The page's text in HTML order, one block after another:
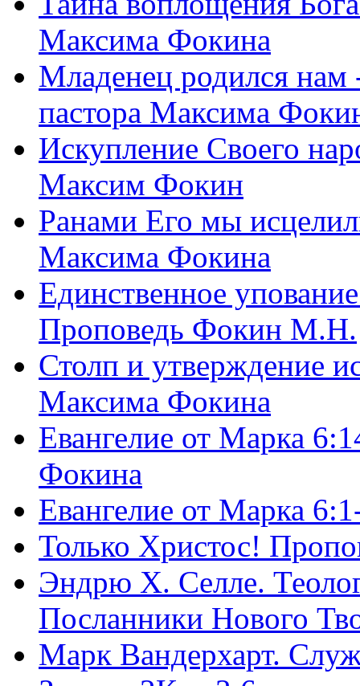
Максима Фокина
Младенец родился
пастора Максима
Искупление Своего
Максим Фокин
Ранами Его мы
Максима Фокина
Единственное
Проповедь Фокин М.Н.
Столп и утверждение
Максима Фокина
Евангелие от Марка
Фокина
Евангелие от Марка
Только Христос!
Эндрю Х. Селле.
Посланники Нового
Марк Вандерхарт.